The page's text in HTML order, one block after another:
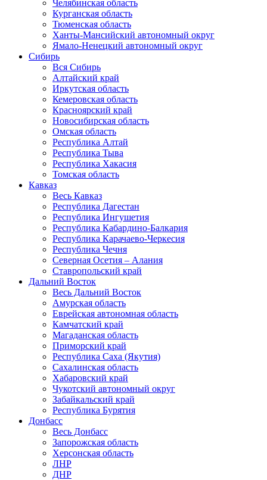
Челябинская область
Курганская область
Тюменская область
Ханты-Мансийский автономный округ
Ямало-Ненецкий автономный округ
Сибирь
Вся Сибирь
Алтайский край
Иркутская область
Кемеровская область
Красноярский край
Новосибирская область
Омская область
Республика Алтай
Республика Тыва
Республика Хакасия
Томская область
Кавказ
Весь Кавказ
Республика Дагестан
Республика Ингушетия
Республика Кабардино-Балкария
Республика Карачаево-Черкесия
Республика Чечня
Северная Осетия – Алания
Ставропольский край
Дальний Восток
Весь Дальний Восток
Амурская область
Еврейская автономная область
Камчатский край
Магаданская область
Приморский край
Республика Саха (Якутия)
Сахалинская область
Хабаровский край
Чукотский автономный округ
Забайкальский край
Республика Бурятия
Донбасс
Весь Донбасс
Запорожская область
Херсонская область
ЛНР
ДНР